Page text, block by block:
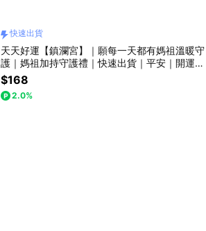
快速出貨
天天好運【鎮瀾宮】｜願每一天都有媽祖溫暖守
護｜媽祖加持守護禮｜快速出貨｜平安｜開運｜
父親節禮物｜送禮推薦｜贈壓轎金
$168
2.0%